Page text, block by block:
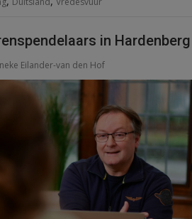
in Hardenberg
Eilander-van den Hof